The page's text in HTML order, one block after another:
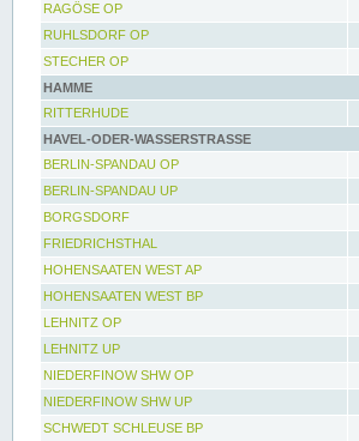
RAGÖSE OP
RUHLSDORF OP
STECHER OP
HAMME
RITTERHUDE
HAVEL-ODER-WASSERSTRASSE
BERLIN-SPANDAU OP
BERLIN-SPANDAU UP
BORGSDORF
FRIEDRICHSTHAL
HOHENSAATEN WEST AP
HOHENSAATEN WEST BP
LEHNITZ OP
LEHNITZ UP
NIEDERFINOW SHW OP
NIEDERFINOW SHW UP
SCHWEDT SCHLEUSE BP